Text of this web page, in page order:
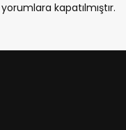
yorumlara kapatılmıştır.